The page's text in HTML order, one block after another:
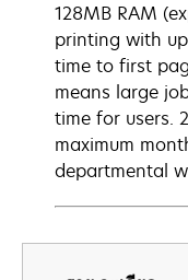
128MB RAM
printing with
time to first
means large
time for users.
maximum
departmental